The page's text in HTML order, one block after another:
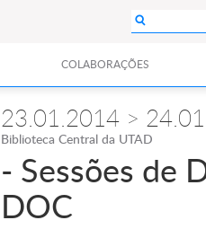
COLABORAÇÕES
23.01.2014 >
Biblioteca Central da UTAD
- Sessões de
DOC